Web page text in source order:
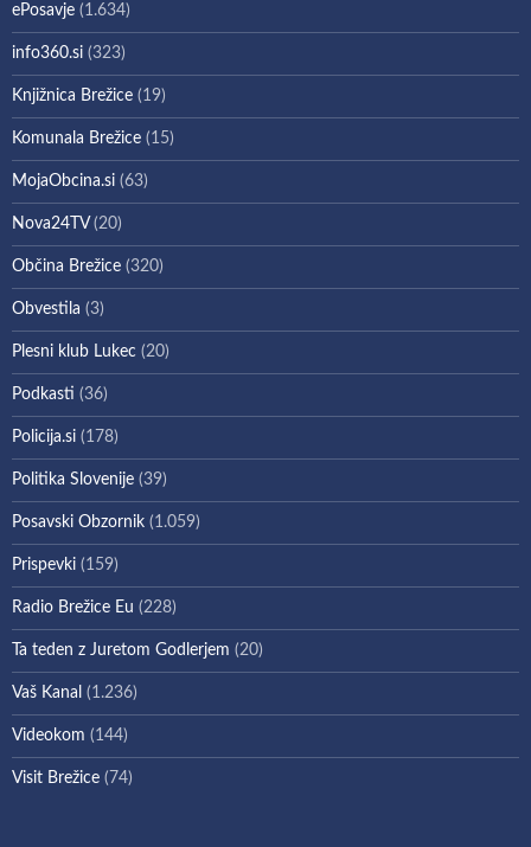
ePosavje (1.634)
info360.si (323)
Knjižnica Brežice (19)
Komunala Brežice (15)
MojaObcina.si (63)
Nova24TV(20)
Občina Brežice (320)
Obvestila (3)
Plesni klub Lukec (20)
Podkasti (36)
Policija.si (178)
Politika Slovenije (39)
Posavski Obzornik (1.059)
Prispevki (159)
Radio Brežice Eu (228)
Ta teden z Juretom Godlerjem (20)
Vaš Kanal (1.236)
Videokom (144)
Visit Brežice (74)